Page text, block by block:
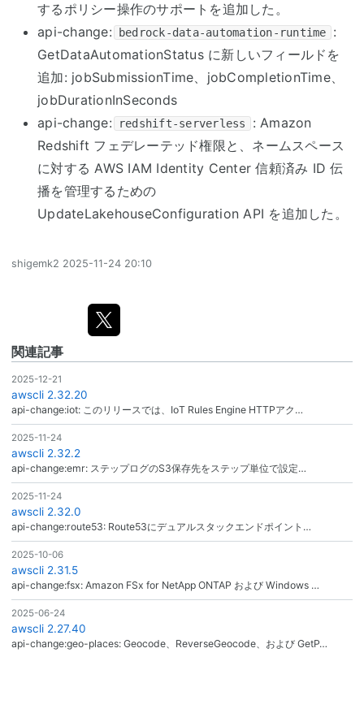
するポリシー操作のサポートを追加した。
api-change:
bedrock-data-automation-runtime
:
GetDataAutomationStatus に新しいフィールドを
追加: jobSubmissionTime、jobCompletionTime、
jobDurationInSeconds
api-change:
redshift-serverless
: Amazon
Redshift フェデレーテッド権限と、ネームスペース
に対する AWS IAM Identity Center 信頼済み ID 伝
播を管理するための
UpdateLakehouseConfiguration API を追加した。
shigemk2 2025-11-24 20:10
関連記事
2025-12-21
awscli 2.32.20
api-change:iot: このリリースでは、IoT Rules Engine HTTPアク…
2025-11-24
awscli 2.32.2
api-change:emr: ステップログのS3保存先をステップ単位で設定…
2025-11-24
awscli 2.32.0
api-change:route53: Route53にデュアルスタックエンドポイント…
2025-10-06
awscli 2.31.5
api-change:fsx: Amazon FSx for NetApp ONTAP および Windows …
2025-06-24
awscli 2.27.40
api-change:geo-places: Geocode、ReverseGeocode、および GetP…